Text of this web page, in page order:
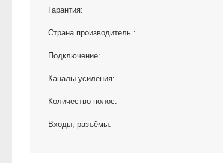
Гарантия:
Страна производитель :
Подключение:
Каналы усиления:
Количество полос:
Входы, разъёмы: